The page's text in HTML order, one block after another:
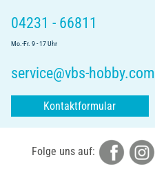
04231 - 66811
Mo.-Fr. 9 - 17 Uhr
service@vbs-hobby.com
Kontaktformular
Folge uns auf: